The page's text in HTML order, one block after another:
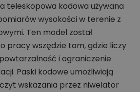
teleskopowa kodowa używana
wysokości w terenie z
Ten model został
pracy wszędzie tam, gdzie liczy
i ograniczenie
Paski kodowe umożliwiają
wskazania przez niwelator